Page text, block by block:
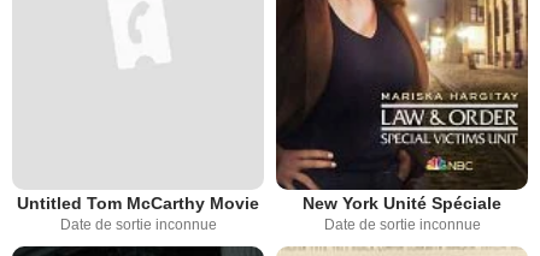
Untitled Tom McCarthy Movie
Date de sortie inconnue
New York Unité Spéciale
Date de sortie inconnue